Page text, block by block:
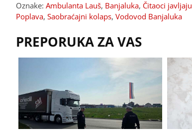
Oznake: Ambulanta Lauš, Banjaluka, Čitaoci javljaju
Poplava, Saobraćajni kolaps, Vodovod Banjaluka
PREPORUKA ZA VAS